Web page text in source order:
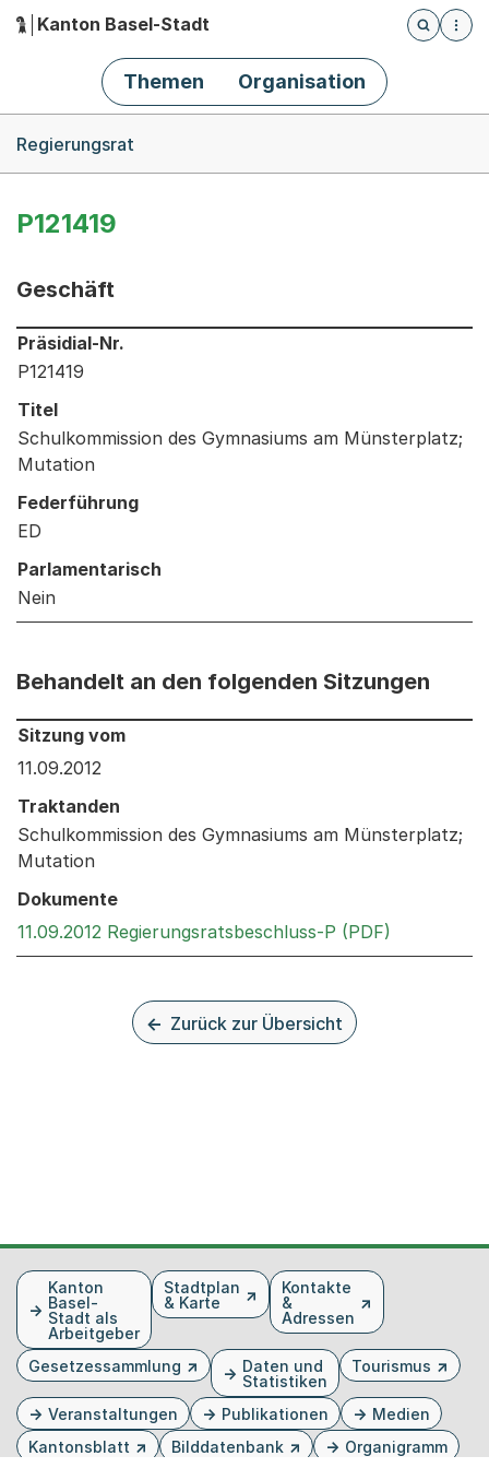
Hauptnavigation
Kanton Basel-Stadt
Öffnet
Themen Organisation
Regierungsrat
P121419
Geschäft
Informationen zum Ausgewählten Geschäft
Präsidial-Nr.
P121419
Titel
Schulkommission des Gymnasiums am Münsterplatz;
Mutation
Federführung
ED
Parlamentarisch
Nein
Behandelt an den folgenden Sitzungen
Behandelt an den folgenden Sitzungen: Informationen
Sitzung vom
11.09.2012
Traktanden
Schulkommission des Gymnasiums am Münsterplatz;
Mutation
Dokumente
11.09.2012 Regierungsratsbeschluss-P (PDF)
Zurück zur Übersicht
FusszeileKanton
Basel-
Stadt als
Arbeitgeber
Stadtplan
& Karte
Kontakte
&
Adressen
Gesetzessammlung
Daten und
Statistiken
Tourismus
Veranstaltungen Publikationen
Medien
Kantonsblatt
Bilddatenbank Organigramm